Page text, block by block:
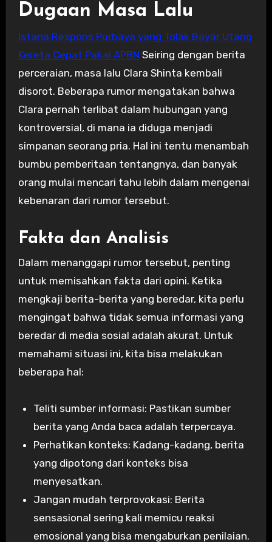
Dugaan Masa Lalu
Istana Respons Purbaya yang Tolak Bayar Utang
Kereta Cepat Pakai APBN Seiring dengan berita
perceraian, masa lalu Clara Shinta kembali
disorot. Beberapa rumor mengatakan bahwa
Clara pernah terlibat dalam hubungan yang
kontroversial, di mana ia diduga menjadi
simpanan seorang pria. Hal ini tentu menambah
bumbu pemberitaan tentangnya, dan banyak
orang mulai mencari tahu lebih dalam mengenai
kebenaran dari rumor tersebut.
Fakta dan Analisis
Dalam menanggapi rumor tersebut, penting
untuk memisahkan fakta dari opini. Ketika
mengkaji berita-berita yang beredar, kita perlu
mengingat bahwa tidak semua informasi yang
beredar di media sosial adalah akurat. Untuk
memahami situasi ini, kita bisa melakukan
beberapa hal:
Teliti sumber informasi: Pastikan sumber
berita yang Anda baca adalah terpercaya.
Perhatikan konteks: Kadang-kadang, berita
yang dipotong dari konteks bisa
menyesatkan.
Jangan mudah terprovokasi: Berita
sensasional sering kali memicu reaksi
emosional yang bisa mengaburkan penilaian.